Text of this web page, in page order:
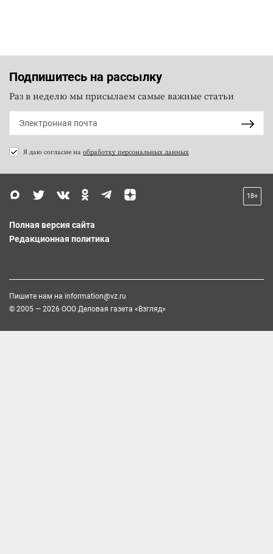
Подпишитесь на рассылку
Раз в неделю мы присылаем самые важные статьи
Я даю согласие на обработку персональных данных
18+
Полная версия сайта
Редакционная политика
Пишите нам на information@vz.ru
© 2005 — 2026 ООО Деловая газета «Взгляд»